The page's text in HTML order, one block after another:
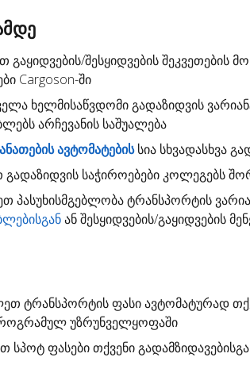
გაყიდვების/შესყიდვების შეკვეთების
Cargoson-ში
ხელმისაწვდომიგადაზიდვის
არჩევანის საშუალება
ავტომატებისსია სხვადასხვა
გადაზიდვის საჭიროებები კოლეგებს
პასუხისმგებლობატრანსპორტის
ან შესყიდვების/გაყიდვების
ტრანსპორტის ფასიავტომატურად
უზრუნველყოფაში
სპოტ ფასებითქვენი